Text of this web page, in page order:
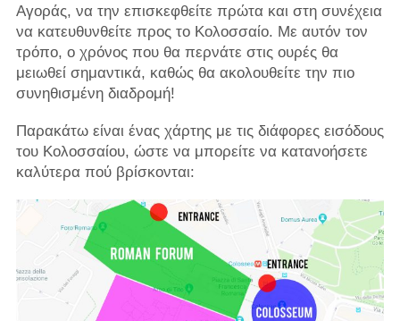
Αγοράς, να την επισκεφθείτε πρώτα και στη συνέχεια
να κατευθυνθείτε προς το Κολοσσαίο. Με αυτόν τον
τρόπο, ο χρόνος που θα περνάτε στις ουρές θα
μειωθεί σημαντικά, καθώς θα ακολουθείτε την πιο
συνηθισμένη διαδρομή!
Παρακάτω είναι ένας χάρτης με τις διάφορες εισόδους
του Κολοσσαίου, ώστε να μπορείτε να κατανοήσετε
καλύτερα πού βρίσκονται: